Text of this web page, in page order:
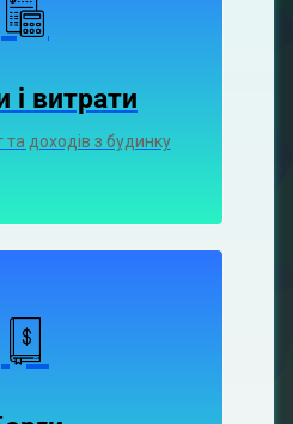
і витрати
та доходів з будинку